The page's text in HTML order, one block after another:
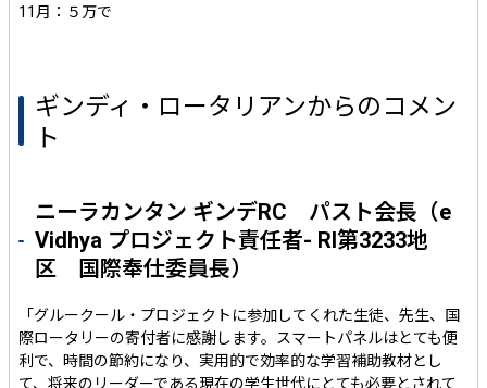
11月：５万で
ギンディ・ロータリアンからのコメン
ト
ニーラカンタン ギンデRC パスト会長（e
Vidhya プロジェクト責任者- RI第3233地
区 国際奉仕委員長）
「グルークール・プロジェクトに参加してくれた生徒、先生、国
際ロータリーの寄付者に感謝します。スマートパネルはとても便
利で、時間の節約になり、実用的で効率的な学習補助教材とし
て、将来のリーダーである現在の学生世代にとても必要とされて